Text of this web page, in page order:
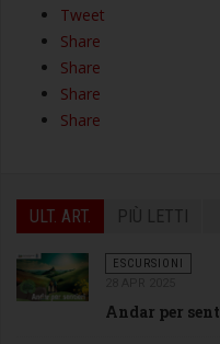
Tweet
Share
Share
Share
Share
ULT. ART. PIÙ LETTI
ESCURSIONI
Andar per